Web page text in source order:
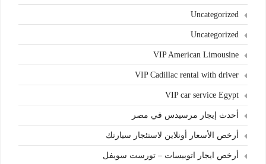
Uncategorized
Uncategorized
VIP American Limousine
VIP Cadillac rental with driver
VIP car service Egypt
أحدث إيجار مرسيدس في مصر
أرخص الأسعار أونلاين لاستئجار سيارتك
أرخص ايجار اتوبيسات – تورست سويفل